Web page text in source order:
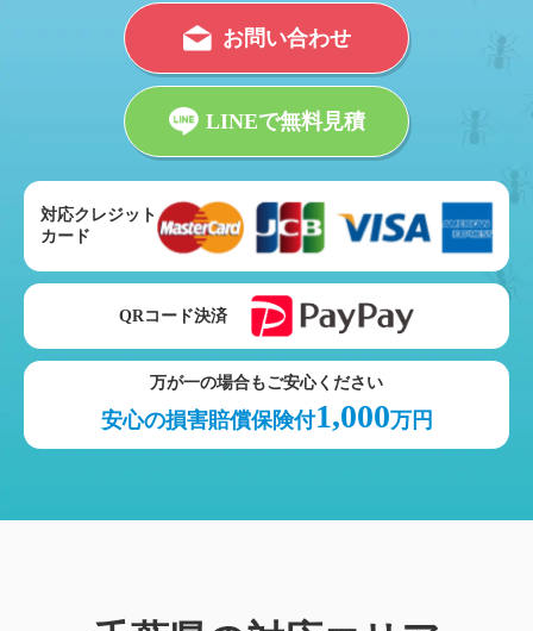
お問い合わせ
LINEで無料見積
対応クレジット
カード
QRコード決済
万が一の場合もご安心ください
安心の損害賠償保険付1,000万円